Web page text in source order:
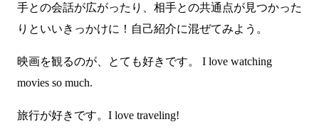
手との会話が広がったり、相手との共通点が見つかった
りといいきっかけに！自己紹介に混ぜてみよう。
映画を観るのが、とても好きです。 I love watching
movies so much.
旅行が好きです。I love traveling!